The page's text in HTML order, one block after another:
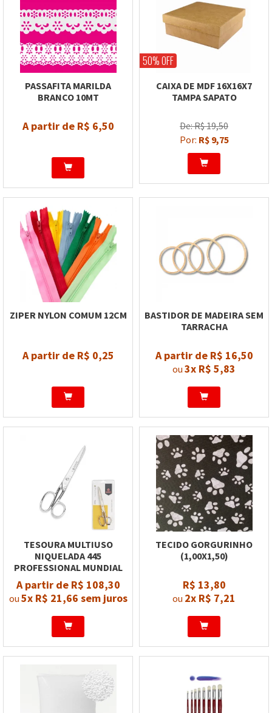
PASSAFITA MARILDA
BRANCO 10MT
A partir de R$ 6,50
50% OFF
CAIXA DE MDF 16X16X7
TAMPA SAPATO
De: R$ 19,50
Por: R$ 9,75
ZIPER NYLON COMUM 12CM
A partir de R$ 0,25
BASTIDOR DE MADEIRA SEM
TARRACHA
A partir de R$ 16,50
ou 3x R$ 5,83
TESOURA MULTIUSO
NIQUELADA 445
PROFESSIONAL MUNDIAL
A partir de R$ 108,30
ou 5x R$ 21,66 sem juros
TECIDO GORGURINHO
(1,00X1,50)
R$ 13,80
ou 2x R$ 7,21